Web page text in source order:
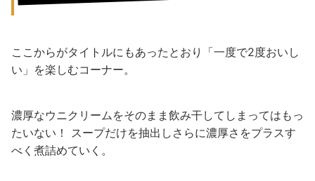
ここからがタイトルにもあったとおり「一度で2度おいし
い」を楽しむコーナー。
濃厚なウニクリームをそのまま飲み干してしまってはもっ
たいない！ スープだけを抽出しさらに濃厚さをプラスす
べく煮詰めていく。